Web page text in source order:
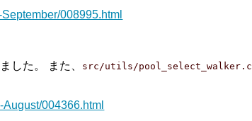
008995.html
した。 また、 src/utils/pool_select_walker.c
004366.html